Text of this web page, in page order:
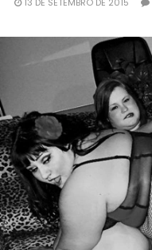
13 DE SETEMBRO DE 2015